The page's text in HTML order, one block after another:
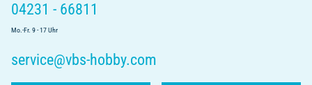
04231 - 66811
Mo.-Fr. 9 - 17 Uhr
service@vbs-hobby.com